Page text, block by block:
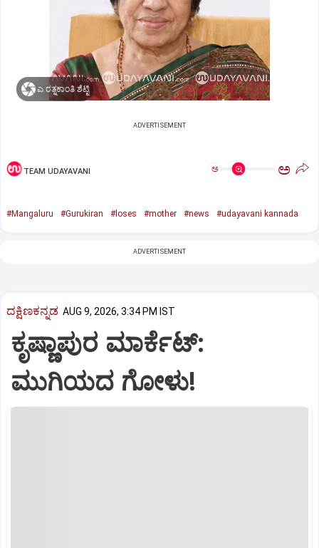
ಎ.ರತ್ನಕಾಂತಿ ಶೆಟ್ಟಿ
ADVERTISEMENT
TEAM UDAYAVANI ಅ ಅ
#Mangaluru #Gurukiran #loses #mother #news #udayavani kannada
ADVERTISEMENT
ದಕ್ಷಿಣಕನ್ನಡ AUG 9, 2026, 3:34 PM IST
ಕೃಷ್ಣಾಪುರ ಮಾರ್ಕೆಟ್‌:
ಮುಗಿಯದ ಗೋಳು!